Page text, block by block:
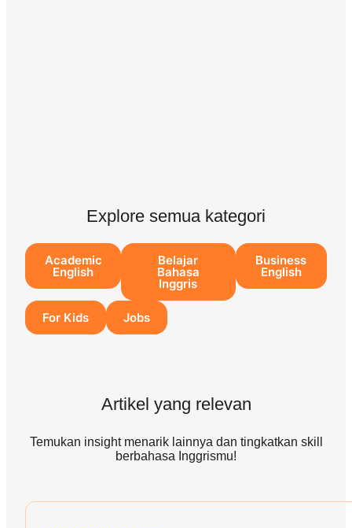
Explore semua kategori
Academic
English
Belajar
Bahasa
Inggris
Business
English
For Kids Jobs
Artikel yang relevan
Temukan insight menarik lainnya dan tingkatkan skill
berbahasa Inggrismu!